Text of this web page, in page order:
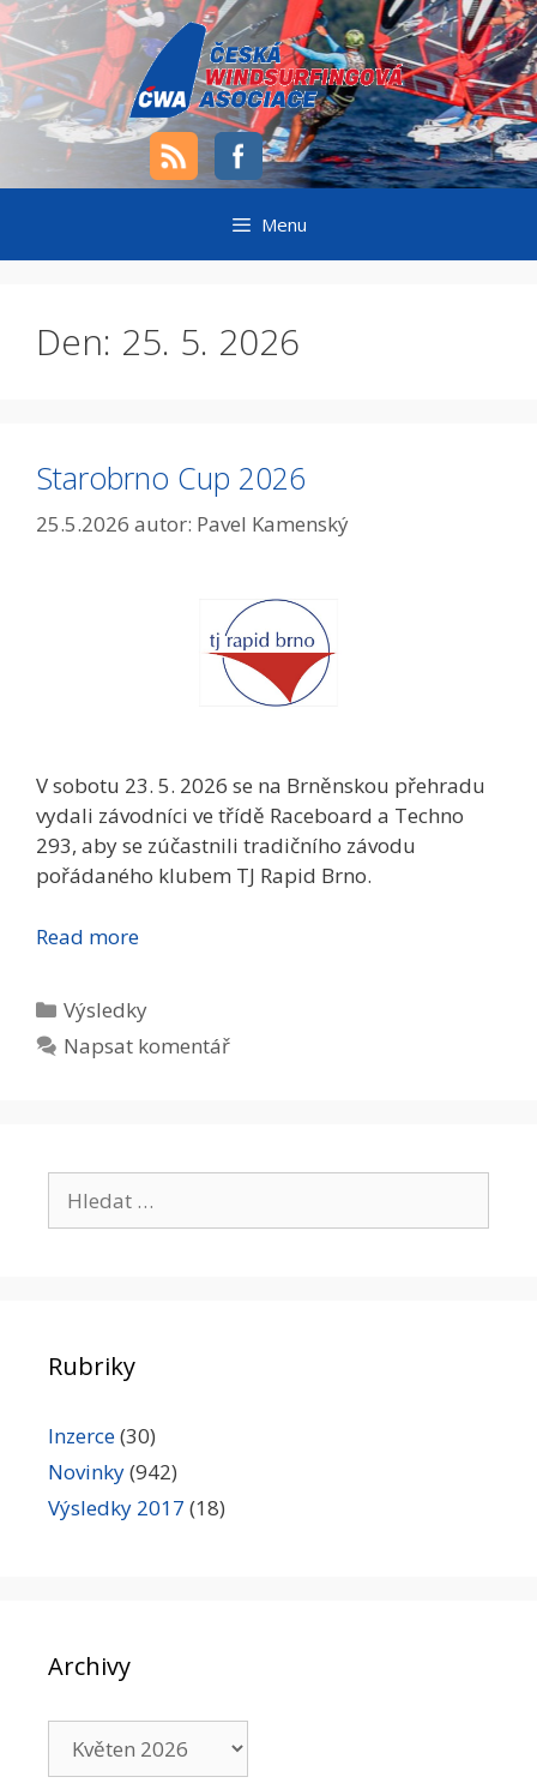
Přeskočit
na
obsah
Menu
Den: 25. 5. 2026
Starobrno Cup 2026
25.5.2026 autor: Pavel Kamenský
V sobotu 23. 5. 2026 se na Brněnskou přehradu
vydali závodníci ve třídě Raceboard a Techno
293, aby se zúčastnili tradičního závodu
pořádaného klubem TJ Rapid Brno.
Read more
Rubriky
Výsledky
Napsat komentář
Rubriky
Inzerce(30)
Novinky(942)
Výsledky 2017 (18)
Archivy
Archivy